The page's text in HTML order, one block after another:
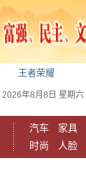
王者荣耀
2026年8月8日 星期六
汽车 家具
时尚
人脸